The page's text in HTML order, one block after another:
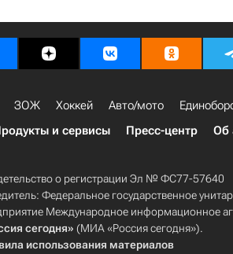
ЗОЖ Хоккей Авто/мото
и сервисы Пресс-центр Об
о регистрации Эл № ФС77-57640
Федеральное государственное
Международное информационное
сегодня» (МИА «Россия сегодня»).
использования материалов